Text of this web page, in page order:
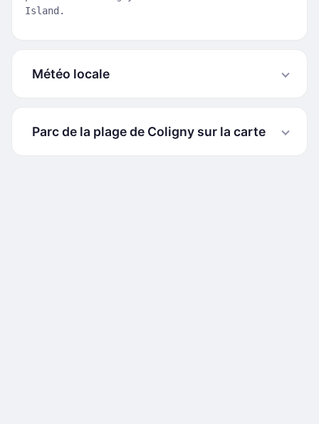
Island.
Météo locale
Parc de la plage de Coligny sur la carte